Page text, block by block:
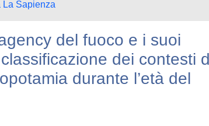
La Sapienza
del fuoco e i suoi
dei contesti
durante l’età del